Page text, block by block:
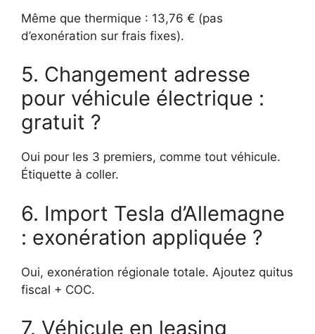
Même que thermique : 13,76 € (pas
d’exonération sur frais fixes).
5. Changement adresse
pour véhicule électrique :
gratuit ?
Oui pour les 3 premiers, comme tout véhicule.
Étiquette à coller.
6. Import Tesla d’Allemagne
: exonération appliquée ?
Oui, exonération régionale totale. Ajoutez quitus
fiscal + COC.
7. Véhicule en leasing